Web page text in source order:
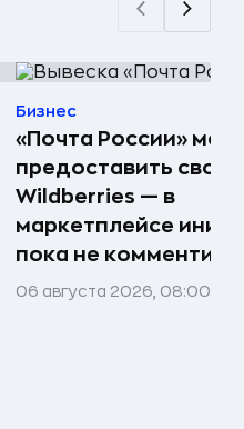
Бизнес
«Почта России»
предоставить свои
Wildberries — в
маркетплейсе
пока не
06 августа 2026, 08:00